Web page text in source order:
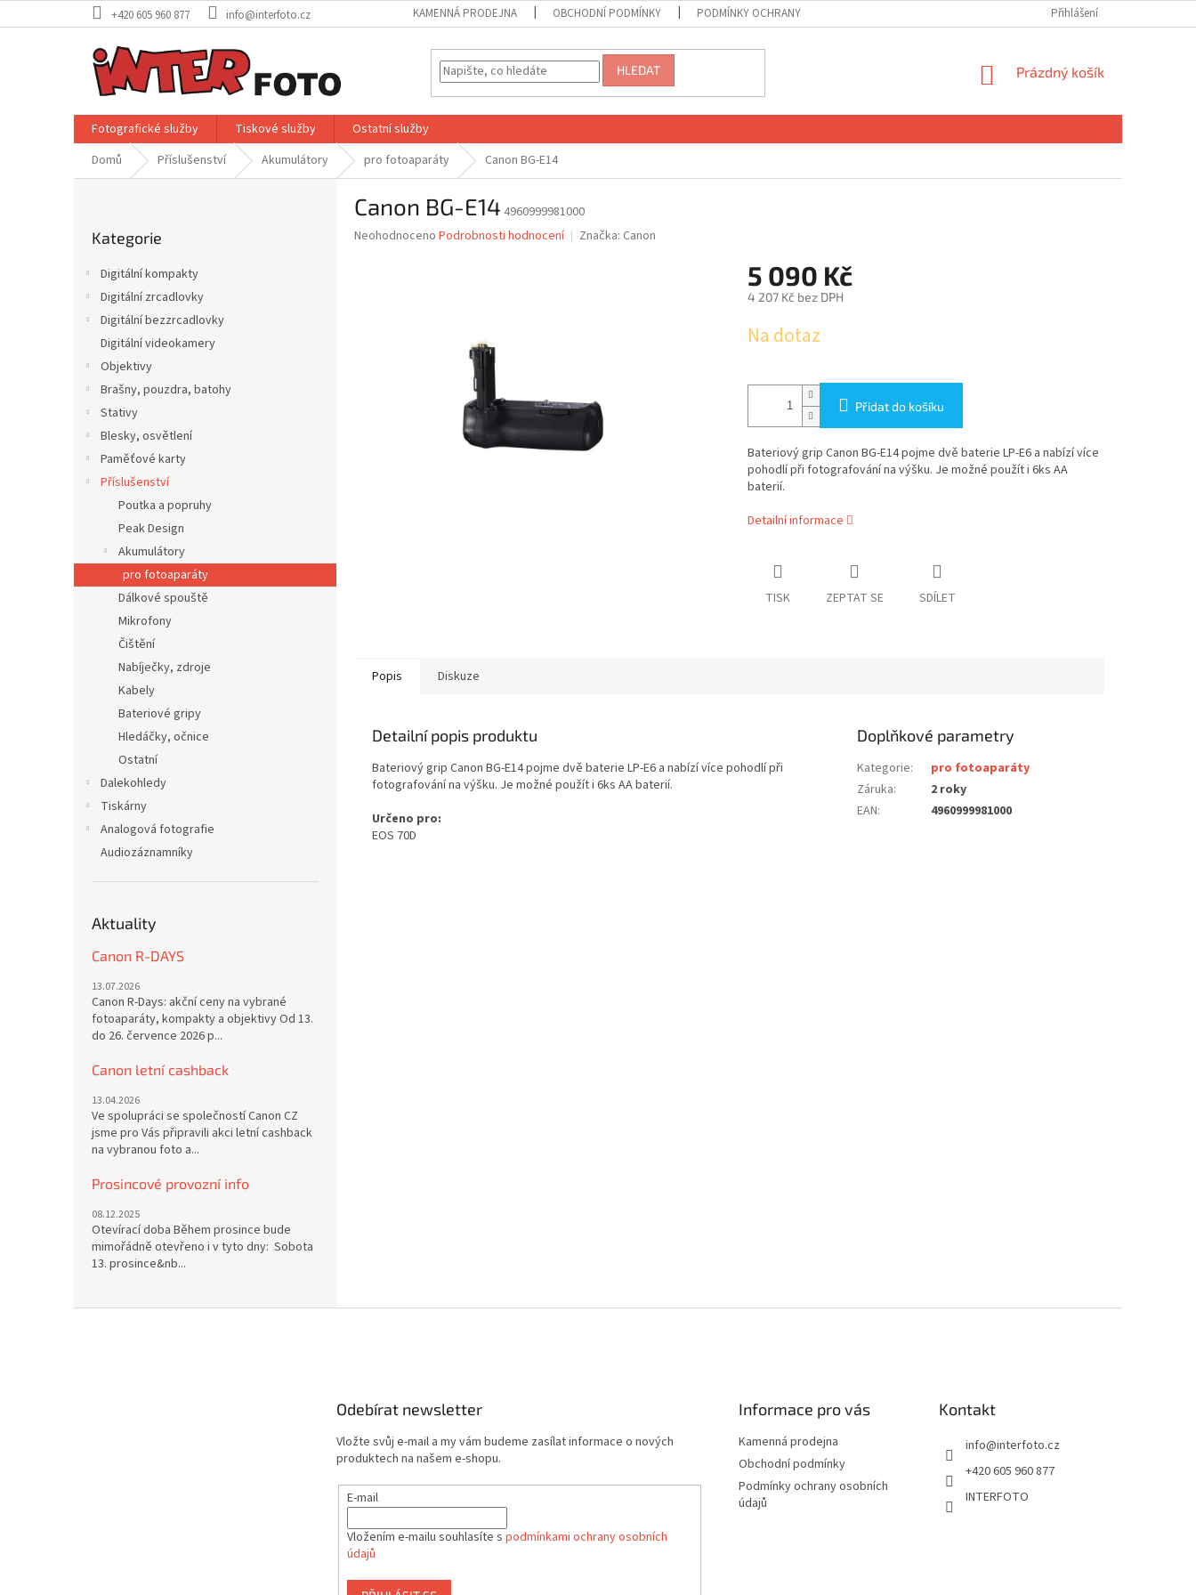
na
+420 605 960 877 info@interfoto.cz KAMENNÁ PRODEJNA OBCHODNÍ PODMÍNKY PODMÍNKY OCHRANY OSOBNÍCH ÚDAJŮ Přihlášení
HLEDAT
NÁKUPNÍ
Prázdný košík
Fotografické služby Tiskové služby
Ostatní služby
Domů
Příslušenství Akumulátory pro fotoaparáty Canon BG-E14
kategorie
Kategorie
Digitální kompakty
Digitální zrcadlovky
Digitální bezzrcadlovky
Digitální videokamery
Objektivy
Brašny, pouzdra, batohy
Stativy
Blesky, osvětlení
Paměťové karty
Příslušenství
Poutka a popruhy
Peak Design
Akumulátory
pro fotoaparáty
Dálkové spouště
Mikrofony
Čištění
Nabíječky, zdroje
Kabely
Bateriové gripy
Hledáčky, očnice
Ostatní
Dalekohledy
Tiskárny
Analogová fotografie
Audiozáznamníky
Aktuality
Canon R-DAYS
13.07.2026
Canon R-Days: akční ceny na vybrané
fotoaparáty, kompakty a objektivy Od 13.
do 26. července 2026 p...
Canon letní cashback
13.04.2026
Ve spolupráci se společností Canon CZ
jsme pro Vás připravili akci letní cashback
na vybranou foto a...
Prosincové provozní info
08.12.2025
Otevírací doba Během prosince bude
mimořádně otevřeno i v tyto dny: Sobota
13. prosince&nb...
Canon BG-E14 4960999981000
Průměrné
Neohodnoceno Podrobnosti hodnocení Značka: Canon
5 090 Kč
4 207 Kč bez DPH
cena:
Na dotaz
Přidat do košíku
Bateriový grip Canon BG-E14 pojme dvě baterie LP-E6 a nabízí více
pohodlí při fotografování na výšku. Je možné použít i 6ks AA
baterií.
Detailní informace
TISK ZEPTAT SE SDÍLET
Popis Diskuze
Detailní popis produktu
Bateriový grip Canon BG-E14 pojme dvě baterie LP-E6 a nabízí více pohodlí při
fotografování na výšku. Je možné použít i 6ks AA baterií.
Určeno pro:
EOS 70D
Doplňkové parametry
Kategorie:
pro fotoaparáty
Záruka:
2 roky
EAN: 4960999981000
Odebírat newsletter
Vložte svůj e-mail a my vám budeme zasílat informace o nových
produktech na našem e-shopu.
E-mail
Vložením e-mailu souhlasíte s podmínkami ochrany osobních
údajů
Informace pro vás
Kamenná prodejna
Obchodní podmínky
Podmínky ochrany osobních
údajů
Kontakt
info@interfoto.cz
+420 605 960 877
INTERFOTO